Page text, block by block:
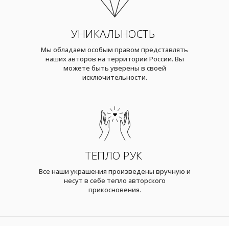
УНИКАЛЬНОСТЬ
Мы обладаем особым правом представлять
наших авторов на территории России. Вы
можете быть уверены в своей
исключительности.
ТЕПЛО РУК
Все наши украшения произведены вручную и
несут в себе тепло авторского
прикосновения.